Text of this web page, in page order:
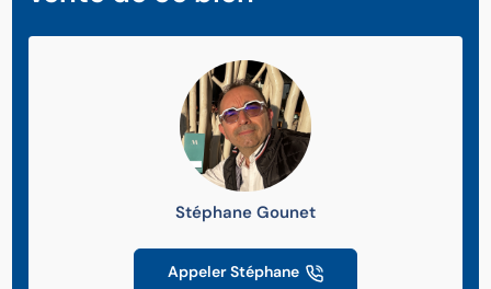
Stéphane Gounet
Appeler Stéphane